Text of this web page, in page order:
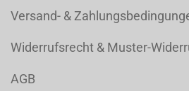
Versand- &
Widerrufsrecht & Muster-
AGB